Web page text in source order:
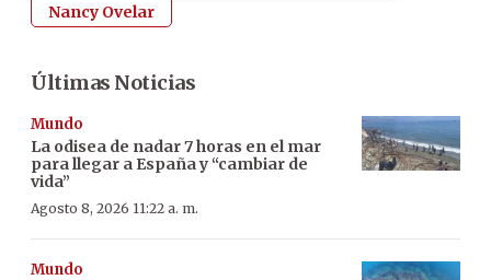
Nancy Ovelar
Últimas Noticias
Mundo
La odisea de nadar 7 horas en el mar
para llegar a España y “cambiar de
vida”
Agosto 8, 2026 11:22 a. m.
Mundo